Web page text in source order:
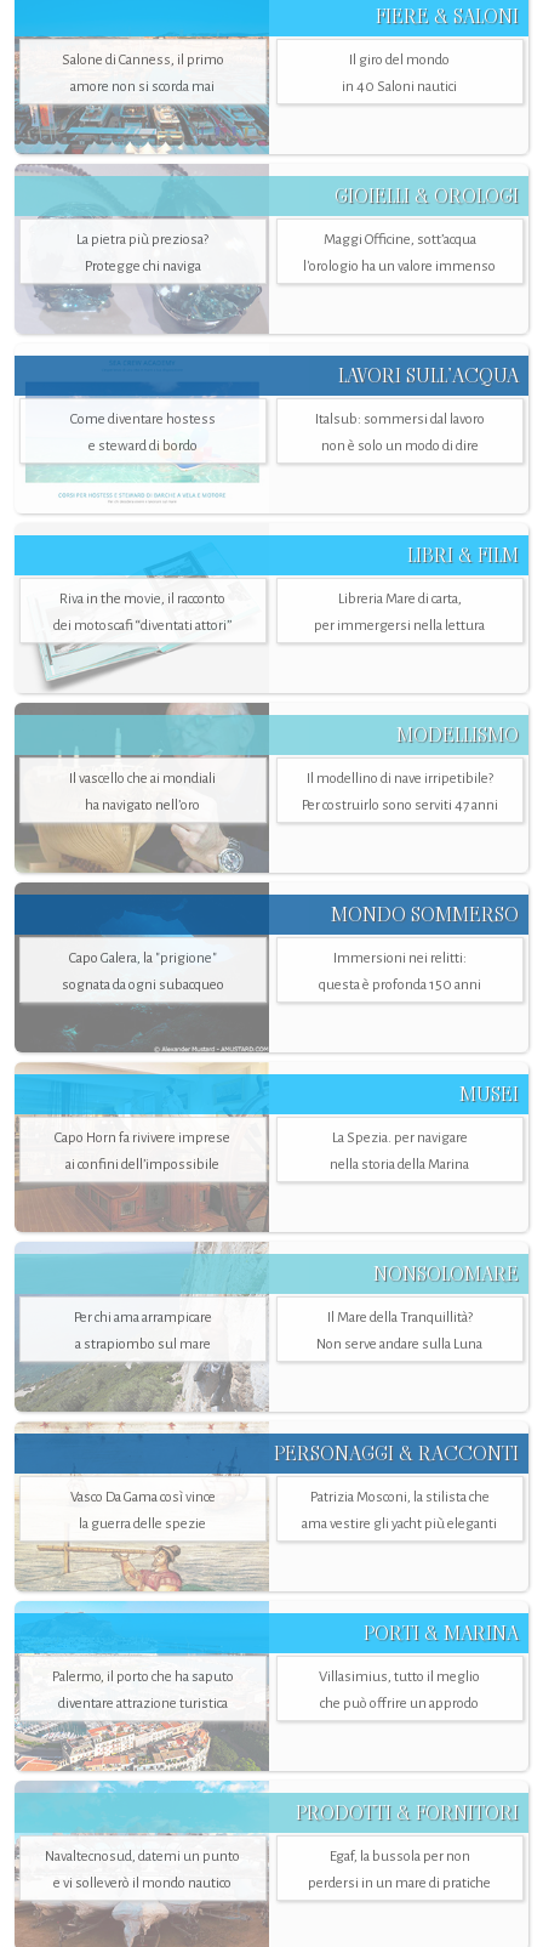
FIERE & SALONI
Salone di Canness, il primo
amore non si scorda mai
Il giro del mondo
in 40 Saloni nautici
GIOIELLI & OROLOGI
La pietra più preziosa?
Protegge chi naviga
Maggi Officine, sott’acqua
l'orologio ha un valore immenso
LAVORI SULL’ACQUA
Come diventare hostess
e steward di bordo
Italsub: sommersi dal lavoro
non è solo un modo di dire
LIBRI & FILM
Riva in the movie, il racconto
dei motoscafi “diventati attori”
Libreria Mare di carta,
per immergersi nella lettura
MODELLISMO
Il vascello che ai mondiali
ha navigato nell’oro
Il modellino di nave irripetibile?
Per costruirlo sono serviti 47 anni
MONDO SOMMERSO
Capo Galera, la "prigione"
sognata da ogni subacqueo
Immersioni nei relitti:
questa è profonda 150 anni
MUSEI
Capo Horn fa rivivere imprese
ai confini dell’impossibile
La Spezia. per navigare
nella storia della Marina
NONSOLOMARE
Per chi ama arrampicare
a strapiombo sul mare
Il Mare della Tranquillità?
Non serve andare sulla Luna
PERSONAGGI & RACCONTI
Vasco Da Gama così vince
la guerra delle spezie
Patrizia Mosconi, la stilista che
ama vestire gli yacht più eleganti
PORTI & MARINA
Palermo, il porto che ha saputo
diventare attrazione turistica
Villasimius, tutto il meglio
che può offrire un approdo
PRODOTTI & FORNITORI
Navaltecnosud, datemi un punto
e vi solleverò il mondo nautico
Egaf, la bussola per non
perdersi in un mare di pratiche